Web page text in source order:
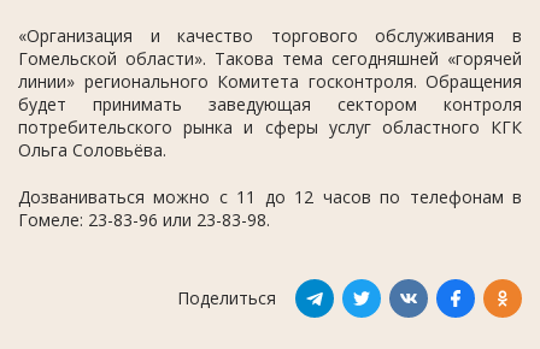
«Организация и качество торгового обслуживания в
Гомельской области». Такова тема сегодняшней «горячей
линии» регионального Комитета госконтроля. Обращения
будет принимать заведующая сектором контроля
потребительского рынка и сферы услуг областного КГК
Ольга Соловьёва.
Дозваниваться можно с 11 до 12 часов по телефонам в
Гомеле: 23-83-96 или 23-83-98.
Поделиться